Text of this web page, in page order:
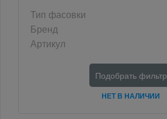
Тип фасовки
Бренд
Артикул
Подобрать фильтр
НЕТ В НАЛИЧИИ